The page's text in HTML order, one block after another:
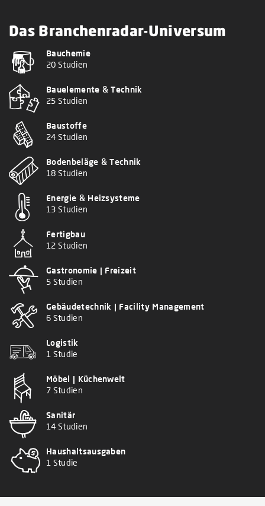
Das Branchenradar-Universum
Bauchemie
20 Studien
Bauelemente & Technik
25 Studien
Baustoffe
24 Studien
Bodenbeläge & Technik
18 Studien
Energie & Heizsysteme
13 Studien
Fertigbau
12 Studien
Gastronomie | Freizeit
5 Studien
Gebäudetechnik | Facility Management
6 Studien
Logistik
1 Studie
Möbel | Küchenwelt
7 Studien
Sanitär
14 Studien
Haushaltsausgaben
1 Studie